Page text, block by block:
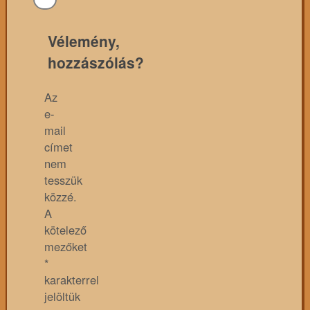
Vélemény,
hozzászólás?
Az
e-
mail
címet
nem
tesszük
közzé.
A
kötelező
mezőket
*
karakterrel
jelöltük